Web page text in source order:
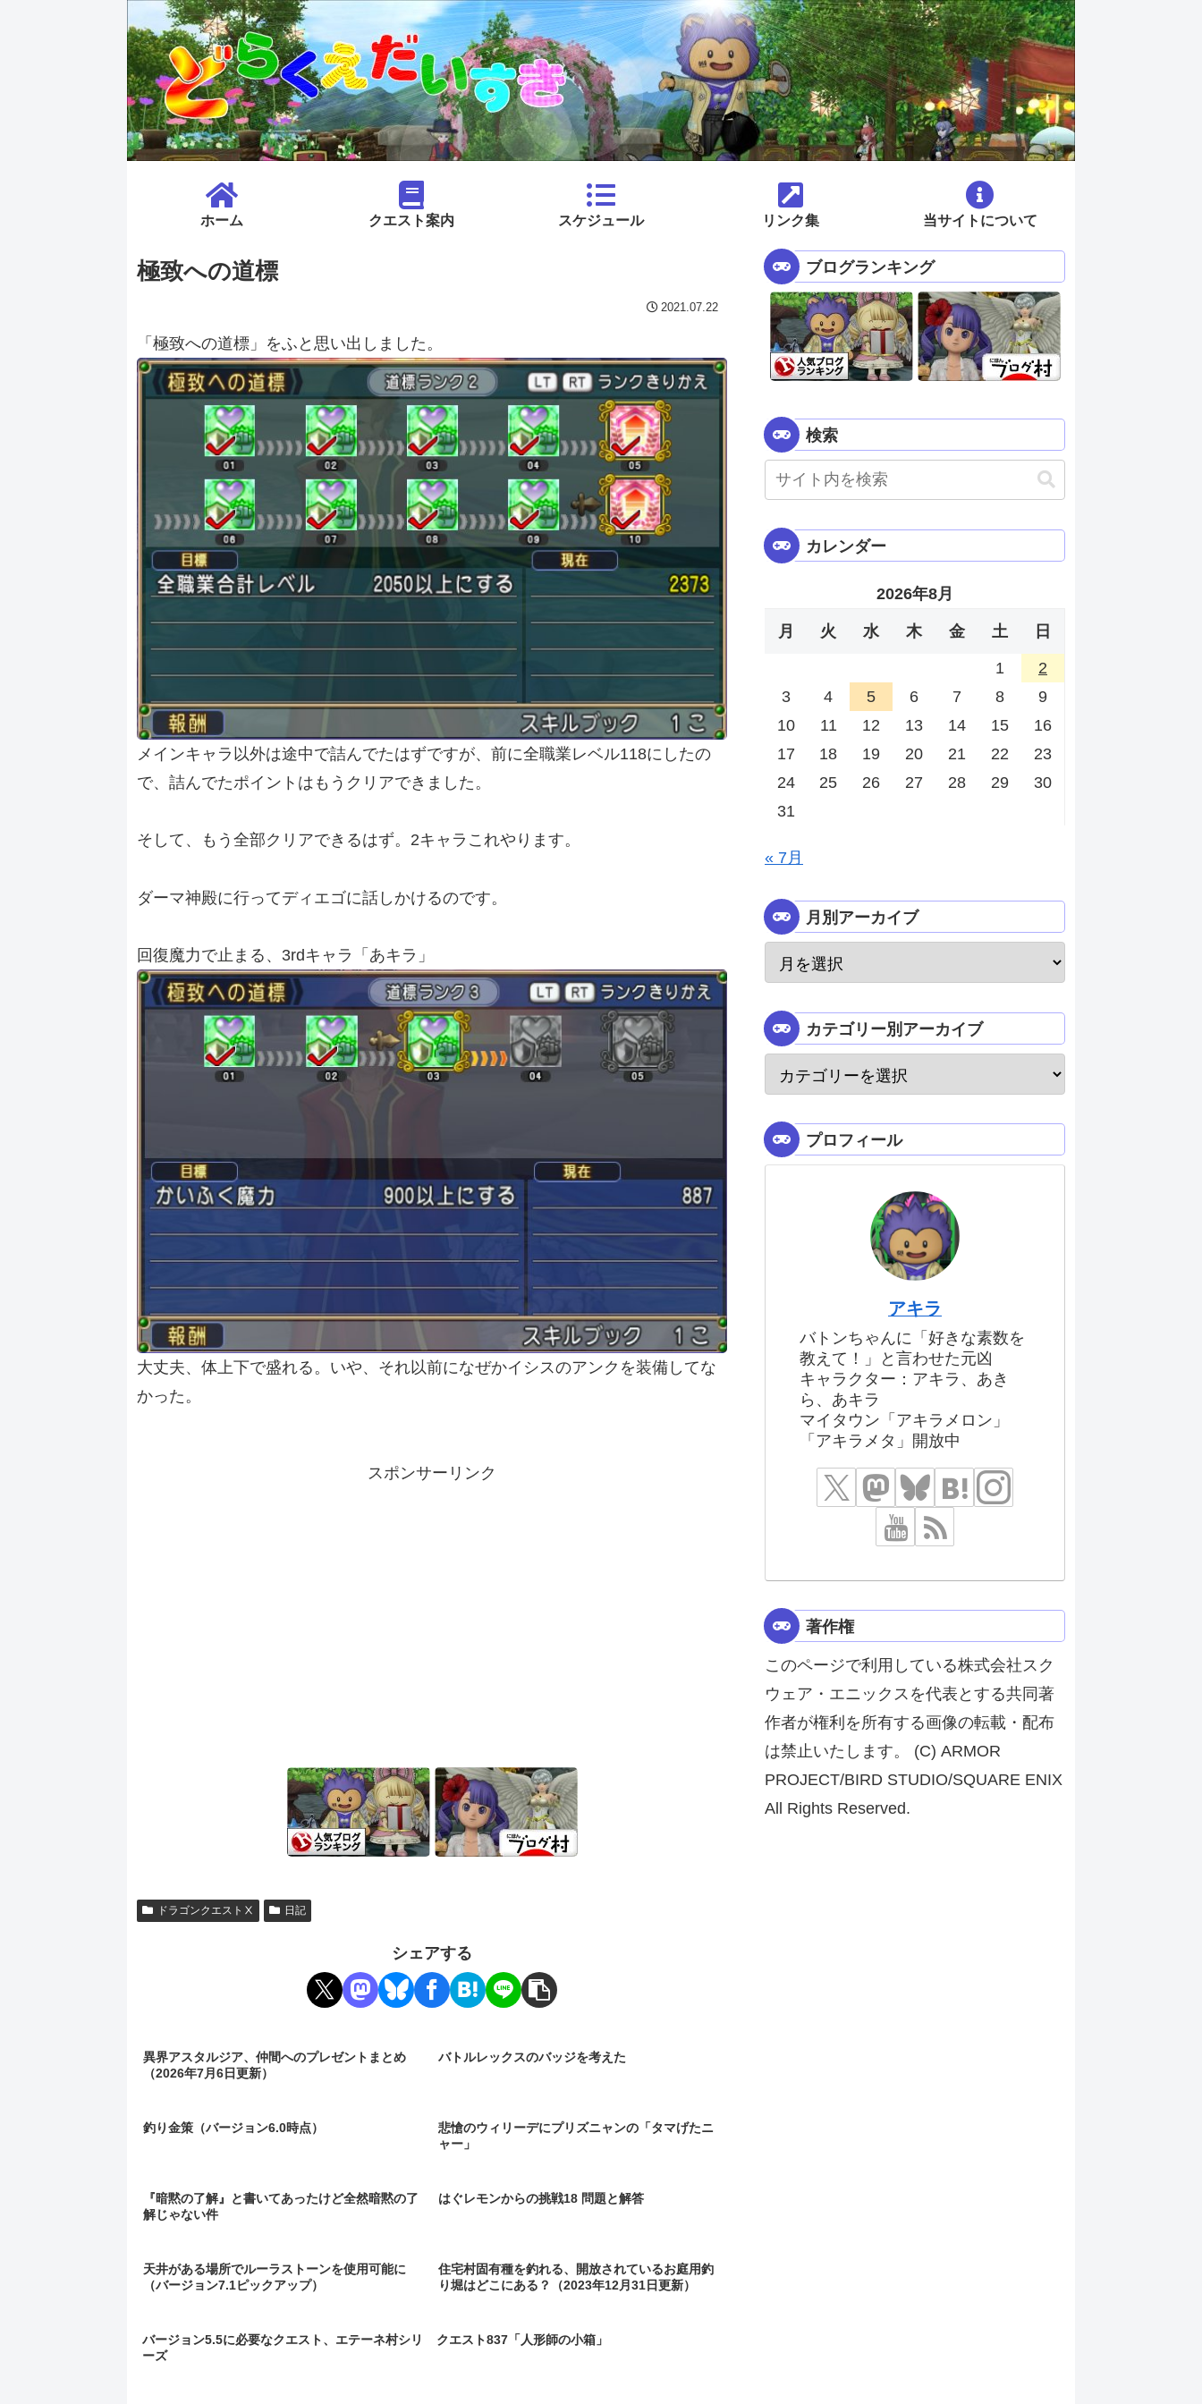
ホーム クエスト案内 スケジュール リンク集 当サイトについて
極致への道標
2021.07.22
「極致への道標」をふと思い出しました。
メインキャラ以外は途中で詰んでたはずですが、前に全職業レベル118にしたの
で、詰んでたポイントはもうクリアできました。
そして、もう全部クリアできるはず。2キャラこれやります。
ダーマ神殿に行ってディエゴに話しかけるのです。
回復魔力で止まる、3rdキャラ「あキラ」
大丈夫、体上下で盛れる。いや、それ以前になぜかイシスのアンクを装備してな
かった。
スポンサーリンク
ドラゴンクエストⅩ 日記
シェアする
異界アスタルジア、仲間へのプレゼントまとめ
（2026年7月6日更新）
バトルレックスのバッジを考えた
釣り金策（バージョン6.0時点）
悲愴のウィリーデにプリズニャンの「タマげたニ
ャー」
『暗黙の了解』と書いてあったけど全然暗黙の了
解じゃない件
はぐレモンからの挑戦18 問題と解答
天井がある場所でルーラストーンを使用可能に
（バージョン7.1ピックアップ）
住宅村固有種を釣れる、開放されているお庭用釣
り堀はどこにある？（2023年12月31日更新）
バージョン5.5に必要なクエスト、エテーネ村シリ
ーズ
クエスト837「人形師の小箱」
ブログランキング
検索
カレンダー
2026年8月
月 火 水 木 金 土 日
1
2
3
4 5 6 7 8
9
10
11 12 13 14 15
16
17
18 19 20 21 22
23
24
25 26 27 28 29
30
31
« 7月
月別アーカイブ
カテゴリー別アーカイブ
プロフィール
アキラ
バトンちゃんに「好きな素数を
教えて！」と言わせた元凶
キャラクター：アキラ、あき
ら、あキラ
マイタウン「アキラメロン」
「アキラメタ」開放中
著作権
このページで利用している株式会社スク
ウェア・エニックスを代表とする共同著
作者が権利を所有する画像の転載・配布
は禁止いたします。 (C) ARMOR
PROJECT/BIRD STUDIO/SQUARE ENIX
All Rights Reserved.